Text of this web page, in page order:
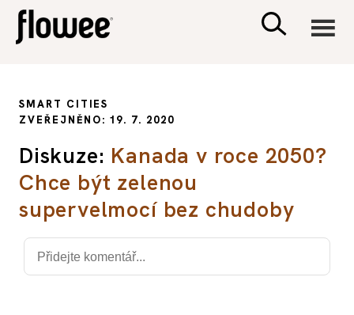
PSYCHOLOGIE
SEX A VZTAHY
SMART CITIES
ZVEŘEJNĚNO: 19. 7. 2020
Diskuze: Kanada v roce 2050?
Chce být zelenou
supervelmocí bez chudoby